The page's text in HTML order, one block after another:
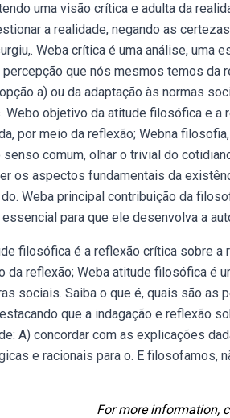
uma visão crítica e adulta da
a realidade, negando as
Weba crítica é uma análise, uma
que nós mesmos temos da
a) ou da adaptação às normas
Webo objetivo da atitude filosófica e
por meio da reflexão; Webna
comum, olhar o trivial do
os aspectos fundamentais da
Weba principal contribuição da
para que ele desenvolva a
filosófica é a reflexão crítica sobre
da reflexão; Weba atitude filosófica é
sociais. Saiba o que é, quais são as
que a indagação e reflexão
A) concordar com as explicações
e racionais para o. E filosofamos,
For more information,